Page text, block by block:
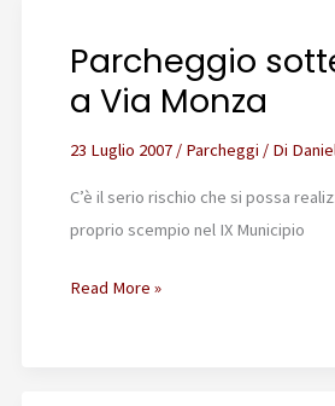
Parcheggio
a Via Monza
23 Luglio 2007 / Parcheggi / Di
C’è il serio rischio che si possa
proprio scempio nel IX Municipio
Parcheggio
Read More »